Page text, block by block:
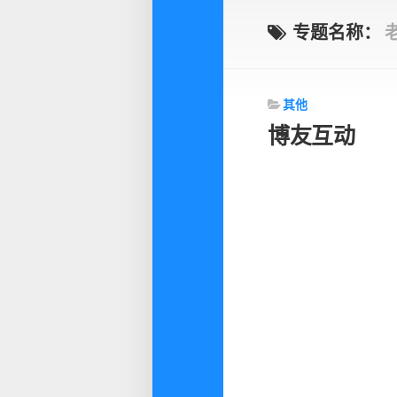
专题名称：
其他
博友互动